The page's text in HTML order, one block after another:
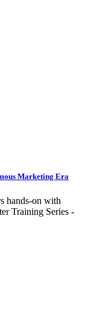
Marketing Era
hands-on with
Training Series -